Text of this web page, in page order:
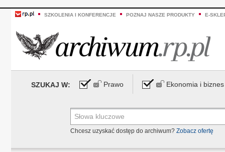
SZKOLENIA I KONFERENCJE POZNAJ NASZE PRODUKTY E-
SZUKAJ W: Prawo Ekonomia i biznes
Chcesz uzyskać dostęp do archiwum? Zobacz ofertę